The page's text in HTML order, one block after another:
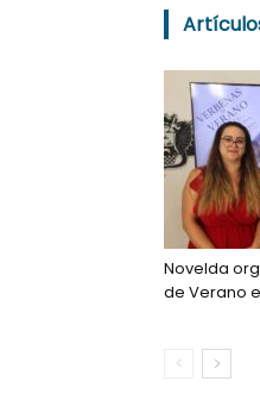
Novelda
de Verano